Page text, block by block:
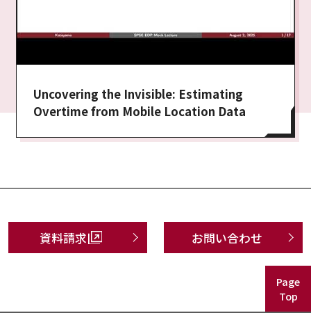
Uncovering the Invisible: Estimating
Overtime from Mobile Location Data
資料請求 お問い合わせ
Page
Top